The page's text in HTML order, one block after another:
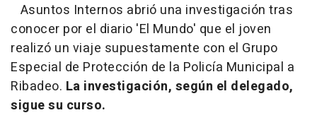
Asuntos Internos abrió una investigación tras
conocer por el diario 'El Mundo' que el joven
realizó un viaje supuestamente con el Grupo
Especial de Protección de la Policía Municipal a
Ribadeo. La investigación, según el delegado,
sigue su curso.